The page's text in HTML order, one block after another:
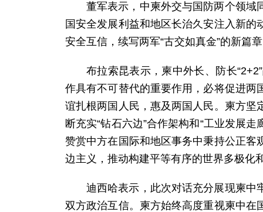
董军表示，中柬外交与国防两个领域
国安全发展利益和地区长治久安注入新
安全互信，续写两军“古交如真金”的新篇
布拉索昆表示，柬中外长、防长
作具有不可替代的重要作用，必将促进
谊扎根两国人民，惠及两国人民。柬方
断充实“钻石六边”合作架构和“工业发展
赞赏中方在国际和地区事务中秉持公正
边主义，推动构建平等有序的世界多极化
迪西哈表示，此次对话充分展现柬中
双方政治互信。柬方始终高度重视柬中